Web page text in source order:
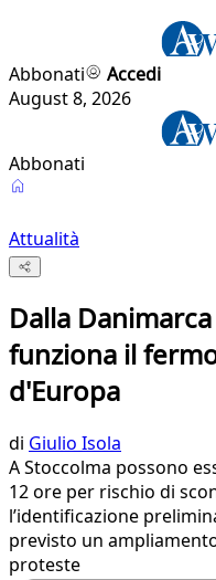
Abbonati
Accedi
August 8, 2026
Abbonati
Attualità
Dalla
funziona il
d'Europa
di Giulio Isola
A Stoccolma possono
12 ore per rischio di
l’identificazione
previsto un
proteste